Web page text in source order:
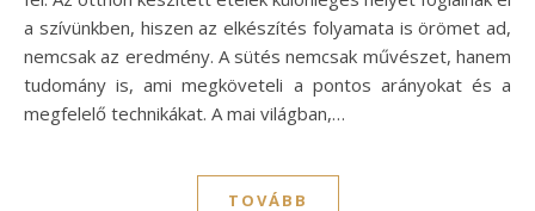
a szívünkben, hiszen az elkészítés folyamata is örömet ad,
nemcsak az eredmény. A sütés nemcsak művészet, hanem
tudomány is, ami megköveteli a pontos arányokat és a
megfelelő technikákat. A mai világban,…
TOVÁBB